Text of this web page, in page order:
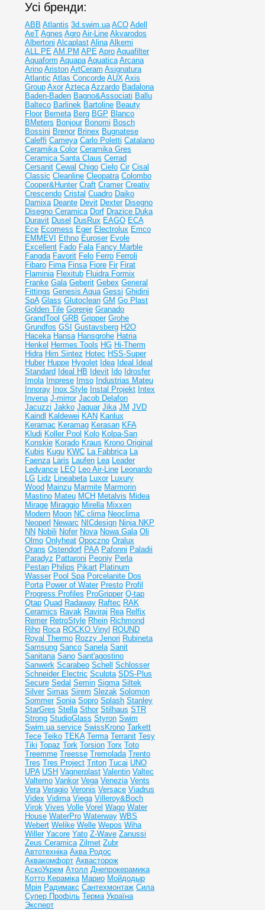
Усі бренди:
ABB Atlantis 3d.swim.ua ACO Adell
AeT Agnes Agro Air-Line Akvarodos
Albertoni Alcaplast Alina Alkemi
ALL.PE AM.PM APE Apro Aquafilter
Aquaform Aquapa Aquatica Arcana
Arino Ariston ArtCeram Asignatura
Atlantic Atlas Concorde AUX Axis
Group Axor Azteca Azzardo Badalona
Baden-Baden Bagno&Associati Ballu
Balteco Barlinek Bartoline Beauty
Floor Bemeta Berg BGP Blanco
BMeters Bonjour Bonomi Bosch
Bossini Brenor Brinex Bugnatese
Caleffi Cameya Carlo Poletti Catalano
Ceramika Color Ceramika Gres
Ceramiсa Santa Claus Cerrad
Cersanit Cewal Chigo Cielo Cir Cisal
Classic Cleanline Cleopatra Colombo
Cooper&Hunter Craft Cramer Creativ
Crescendo Cristal Cuadro Daiko
Damixa Deante Devit Dexter Disegno
Disegno Ceramica Dorf Drazice Duka
Duravit Dusel DusRux EAGO ECA
Ece Ecomess Eger Electrolux Emco
EMMEVI
Ethno Euroser Evole
Excellent Fado Fala Fancy Marble
Fangda Favorit Felo Ferro Ferroli
Fibaro Fima Finsa Fiore Fir Firat
Flaminia Flexitub Fluidra Formix
Franke Gala Geberit Gebex General
Fittings Genesis Aqua Gessi Ghidini
SpA Glass Glutoclean GM Go Plast
Golden Tile Gorenje Granado
GrandTool GRB Gripper Grohe
Grundfos GSI Gustavsberg H2O
Haceka Hansa Hansgrohe Hatria
Henkel Hermes Tools HG Hi-Therm
Hidra Him Sintez Hotec HSS-Super
Huber Huppe Hygolet Idea Ideal
Ideal
Standard Ideal НВ Idevit Ido Idrosfer
Imola Imprese Imso Industrias Mateu
Innoray Inox Style Instal Projekt Intex
Invena J-mirror Jacob Delafon
Jacuzzi Jakko Jaquar Jika JM JVD
Kaindl
Kaldewei KAN Kanlux
Keramac Keramag Kerasan KFA
Kludi Koller Pool Kolo Kolpa-San
Konskie Korado Kraus Krono Original
Kubis Kugu KWC La Fabbrica La
Faenza Laris Laufen Lea Leader
Ledvance LEO Leo Air-Line Leonardo
LG Lidz Lineabeta Luxor Luxury
Wood Mainzu Marmite Marmorin
Mastino Mateu MCH Metalvis Midea
Mirage Miraggio Mirella Mixxen
Modern Moon NC clima Neoclima
Neoperl Newarc NICdesign Ninja NKP
NN Nobili Nofer Nova Nowa Gala Oli
Olmo Onlyheat Opoczno Oralux
Orans Ostendorf PAA Pafonni Paladii
Paradyz Pattaroni Peoniy Perla
Pestan Philips Pikart Platinum
Wasser Pool Spa Porcelanite Dos
Porta Power of Water Presto Profil
Progress Profiles ProGripper Q-tap
Qtap Quad Radaway Raftec RAK
Ceramics Ravak Raviraj Rea Relfix
Remer RetroStyle Rhein Richmond
Riho Roca ROCKO Vinyl ROUND
Royal Thermo Rozzy Jenori Rubineta
Samsung Sanco Sanela Sanit
Sanitana Sano Sant'agostino
Sanwerk Scarabeo Schell
Schlosser
Schneider Electric Sculpta SDS-Plus
Secure Sedal Semin Sigma Siltek
Silver Simas Sirem Slezak Solomon
Sommer Sonia Sopro Splash Stanley
StarGres Stella Sthor Stilhaus STR
Strong StudioGlass Styron Swim
Swim.ua service SwissKrono Tarkett
Tece Teiko TEKA Terma Terranit Tesy
Tiki Topaz Tork Torsion Torx Toto
Treemme Treesse Tremolada Trento
Tres Tres Project Triton Tucai UNO
UPA USH Vagnerplast Valentin Valtec
Valtemo Vankor Vega Venezia Vents
Vera Veragio Veronis Versace Viadrus
Videx Vidima Viega Villeroy&Boch
Virok Vives Volle Vorel Wago Water
House WaterPro Waterway WBS
Webert Welike Welle Wepos Wiha
Willer Yacore Yato Z-Wave Zanussi
Zeus Ceramica Zilmet Zubr
Автотехніка Аква Родос
Аквакомфорт Аквасторож
АскоУкрем Атолл Днепрокерамика
Котто Кераміка Марио Мойдодыр
Мрія Радимакс Сантехмонтаж Сила
Супер Профіль Терма Україна
Эксперт